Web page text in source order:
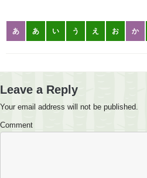
あ あ い う え お か
Leave a Reply
Your email address will not be published.
Comment